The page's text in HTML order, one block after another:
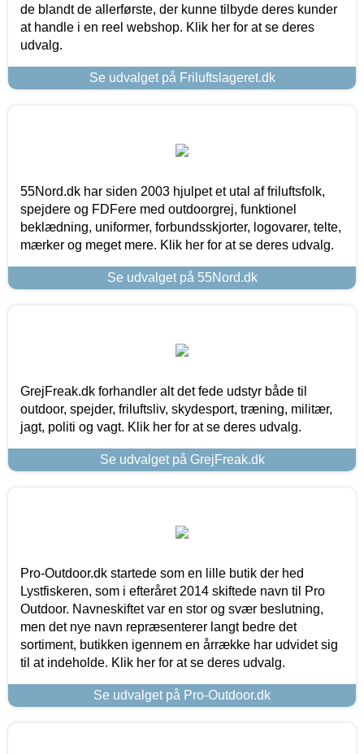
de blandt de allerførste, der kunne tilbyde deres kunder
at handle i en reel webshop. Klik her for at se deres
udvalg.
Se udvalget på Friluftslageret.dk
55Nord.dk har siden 2003 hjulpet et utal af friluftsfolk,
spejdere og FDFere med outdoorgrej, funktionel
beklædning, uniformer, forbundsskjorter, logovarer, telte,
mærker og meget mere. Klik her for at se deres udvalg.
Se udvalget på 55Nord.dk
GrejFreak.dk forhandler alt det fede udstyr både til
outdoor, spejder, friluftsliv, skydesport, træning, militær,
jagt, politi og vagt. Klik her for at se deres udvalg.
Se udvalget på GrejFreak.dk
Pro-Outdoor.dk startede som en lille butik der hed
Lystfiskeren, som i efteråret 2014 skiftede navn til Pro
Outdoor. Navneskiftet var en stor og svær beslutning,
men det nye navn repræsenterer langt bedre det
sortiment, butikken igennem en årrække har udvidet sig
til at indeholde. Klik her for at se deres udvalg.
Se udvalget på Pro-Outdoor.dk